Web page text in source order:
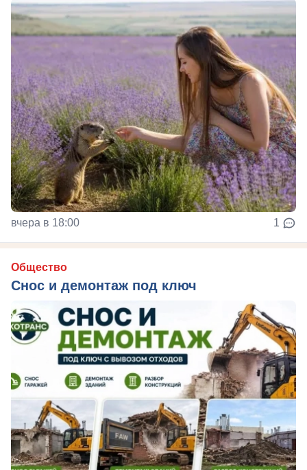
вчера в 18:00 1
Общество
Снос и демонтаж под ключ